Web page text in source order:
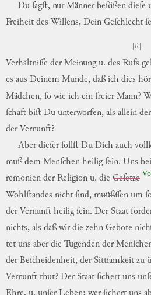
Du ſagſt, nur Männer beſäßen dieſe
Freiheit des Willens, Dein Geſchlecht
[6]
Verhältniſſe der Meinung u. des Rufs
es aus Deinem Munde, daß ich dies
Mädchen, ſo wie ich ein freier Mann?
ſchaft biſt Du unterworfen, als allein der
der Vernunft?
Aber dieſer ſollſt Du Dich auch
muß dem Menſchen heilig ſein. Uns
remonien der Religion u. die Geſetze
Wohlſtandes nicht ſind, muüßſſen um
der Vernunft heilig ſein. Der Staat
nichts, als daß wir die zehn Gebote
tet uns aber die Tugenden der
der Beſcheidenheit, der Sittſamkeit zu
Vernunft thut? Der Staat ſichert uns